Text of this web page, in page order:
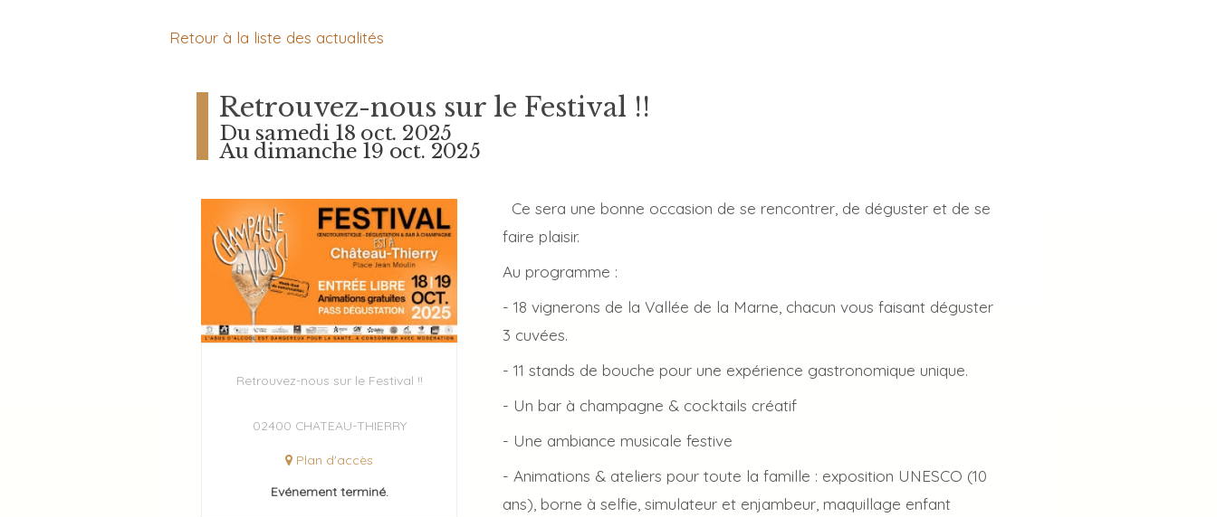
Retour à la liste des actualités
Retrouvez-nous sur le Festival !!
Du samedi 18 oct. 2025
Au dimanche 19 oct. 2025
Retrouvez-nous sur le Festival !!
02400 CHATEAU-THIERRY
Plan d'accès
Evénement terminé.
Ce sera une bonne occasion de se rencontrer, de déguster et de se
faire plaisir.
Au programme :
- 18 vignerons de la Vallée de la Marne, chacun vous faisant déguster
3 cuvées.
- 11 stands de bouche pour une expérience gastronomique unique.
- Un bar à champagne & cocktails créatif
- Une ambiance musicale festive
- Animations & ateliers pour toute la famille : exposition UNESCO (10
ans), borne à selfie, simulateur et enjambeur, maquillage enfant